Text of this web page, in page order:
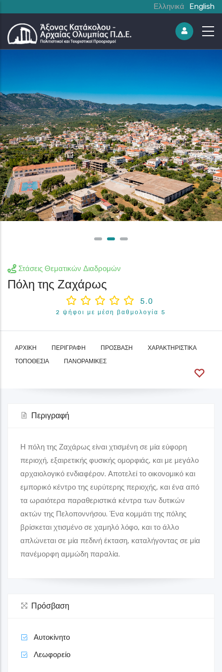
Ελληνικά English
Στάσεις Θεματικών Διαδρομών
Πόλη της Ζαχάρως
5.0
2 ψήφοι με μέση βαθμολογία 5
ΑΡΧΙΚΉ ΠΕΡΙΓΡΑΦΉ ΠΡΌΣΒΑΣΗ
ΧΑΡΑΚΤΗΡΙΣΤΙΚΆ
ΤΟΠΟΘΕΣΊΑ
ΠΑΝΟΡΑΜΙΚΈΣ
Περιγραφή
Η πόλη της Ζαχάρως είναι χτισμένη σε μία εύφορη
περιοχή, εξαιρετικής φυσικής ομορφιάς, και με μεγάλο
αρχαιολογικό ενδιαφέρον. Αποτελεί το οικονομικό και
εμπορικό κέντρο της ευρύτερης περιοχής, και ένα από
τα ωραιότερα παραθεριστικά κέντρα των δυτικών
ακτών της Πελοποννήσου. Ένα κομμάτι της πόλης
βρίσκεται χτισμένο σε χαμηλό λόφο, και το άλλο
απλώνεται σε μία πεδινή έκταση, καταλήγοντας σε μία
πανέμορφη αμμώδη παραλία.
Πρόσβαση
Αυτοκίνητο
Λεωφορείο